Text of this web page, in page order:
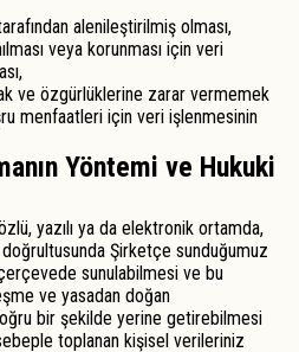
alenileştirilmiş olması,
veya korunması için veri
ve özgürlüklerine zarar vermemek
menfaatleri için veri işlenmesinin
Yöntemi ve Hukuki
yazılı ya da elektronik ortamda,
Şirketçe sunduğumuz
sunulabilmesi ve bu
ve yasadan doğan
bir şekilde yerine getirebilmesi
toplanan kişisel verileriniz